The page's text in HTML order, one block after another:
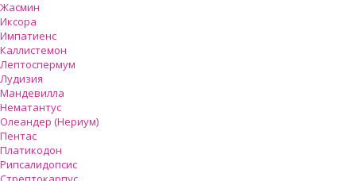
Жасмин
Иксора
Импатиенс
Каллистемон
Лептоспермум
Лудизия
Мандевилла
Нематантус
Олеандер (Нериум)
Пентас
Платикодон
Рипсалидопсис